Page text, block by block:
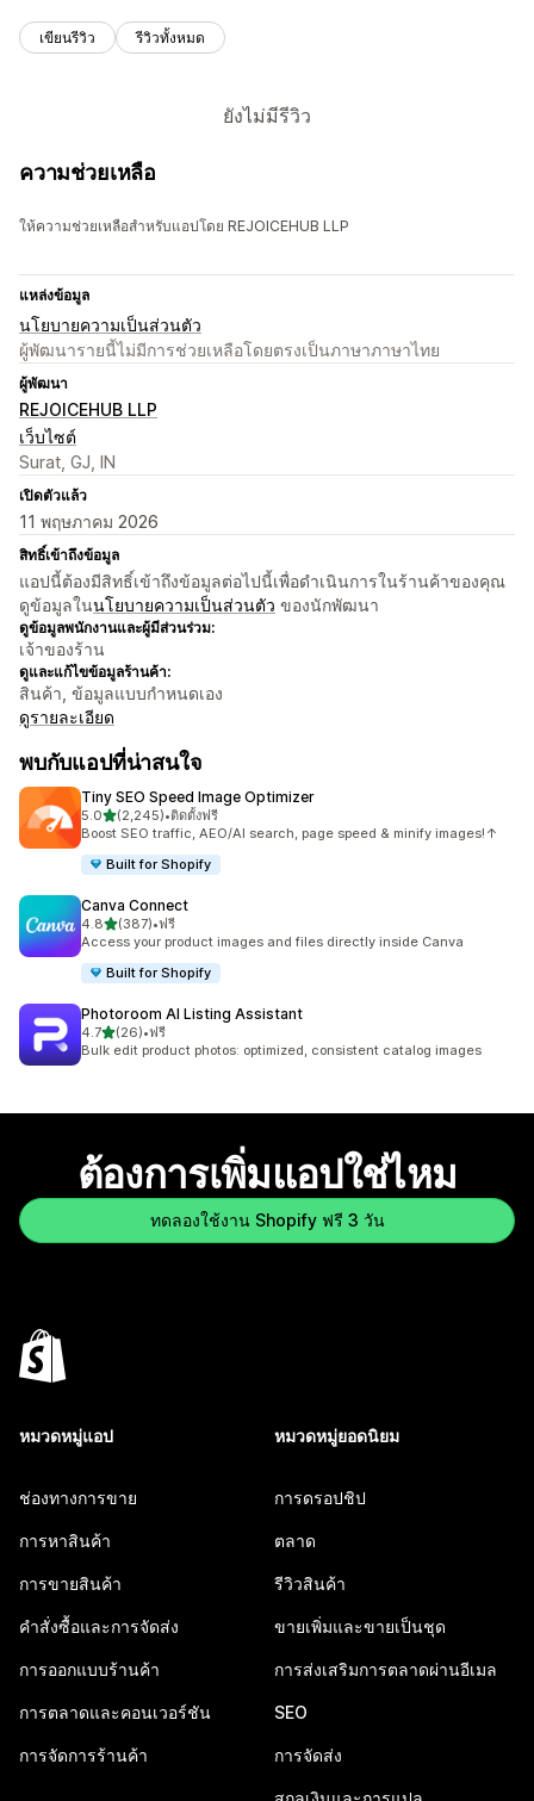
เขียนรีวิว รีวิวทั้งหมด
ยังไม่มีรีวิว
ความช่วยเหลือ
ให้ความช่วยเหลือสำหรับแอปโดย REJOICEHUB LLP
แหล่งข้อมูล
นโยบายความเป็นส่วนตัว
ผู้พัฒนารายนี้ไม่มีการช่วยเหลือโดยตรงเป็นภาษาภาษาไทย
ผู้พัฒนา
REJOICEHUB LLP
เว็บไซต์
Surat, GJ, IN
เปิดตัวแล้ว
11 พฤษภาคม 2026
สิทธิ์เข้าถึงข้อมูล
แอปนี้ต้องมีสิทธิ์เข้าถึงข้อมูลต่อไปนี้เพื่อดำเนินการในร้านค้าของคุณ
ดูข้อมูลในนโยบายความเป็นส่วนตัว ของนักพัฒนา
ดูข้อมูลพนักงานและผู้มีส่วนร่วม:
เจ้าของร้าน
ดูและแก้ไขข้อมูลร้านค้า:
สินค้า, ข้อมูลแบบกำหนดเอง
ดูรายละเอียด
พบกับแอปที่น่าสนใจ
Tiny SEO Speed Image Optimizer
5.0เต็ม 5 ดาว
(2,245)
ทั้งหมด 2245 รีวิว
•ติดตั้งฟรี
Boost SEO traffic, AEO/AI search, page speed & minify images!↑
Built for Shopify
Canva Connect
4.8เต็ม 5 ดาว
(387)
ทั้งหมด 387 รีวิว
•ฟรี
Access your product images and files directly inside Canva
Built for Shopify
Photoroom AI Listing Assistant
4.7เต็ม 5 ดาว
(26)
ทั้งหมด 26 รีวิว
•ฟรี
Bulk edit product photos: optimized, consistent catalog images
ต้องการเพิ่มแอปใช่ไหม
ทดลองใช้งาน Shopify ฟรี 3 วัน
หมวดหมู่แอป
ช่องทางการขาย
การหาสินค้า
การขายสินค้า
คำสั่งซื้อและการจัดส่ง
การออกแบบร้านค้า
การตลาดและคอนเวอร์ชัน
การจัดการร้านค้า
หมวดหมู่ยอดนิยม
การดรอปชิป
ตลาด
รีวิวสินค้า
ขายเพิ่มและขายเป็นชุด
การส่งเสริมการตลาดผ่านอีเมล
SEO
การจัดส่ง